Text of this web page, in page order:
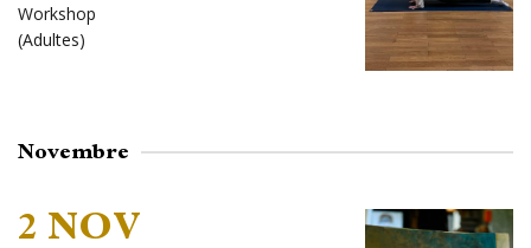
Workshop
(Adultes)
Novembre
2 NOV